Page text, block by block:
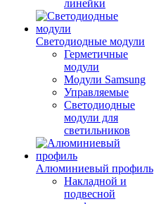
линейки
Светодиодные модули
Герметичные
модули
Модули Samsung
Управляемые
Светодиодные
модули для
светильников
Алюминиевый профиль
Накладной и
подвесной